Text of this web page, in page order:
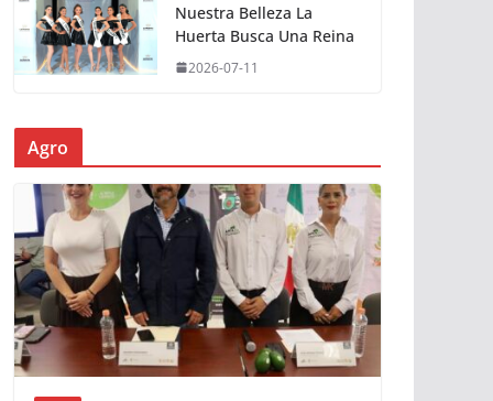
Nuestra Belleza La
Huerta Busca Una Reina
2026-07-11
Agro